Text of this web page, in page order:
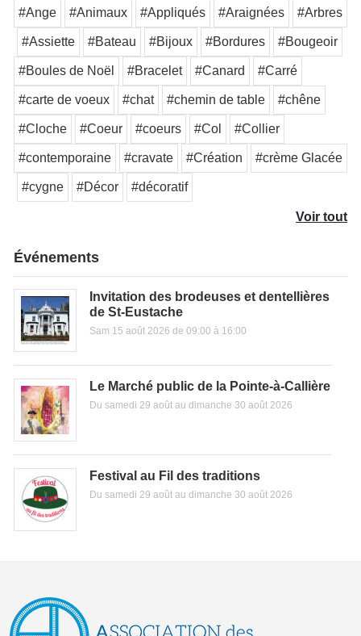
#Ange #Animaux #Appliqués #Araignées #Arbres
#Assiette #Bateau #Bijoux #Bordures #Bougeoir
#Boules de Noël #Bracelet #Canard #Carré
#carte de voeux #chat #chemin de table #chêne
#Cloche #Coeur #coeurs #Col #Collier
#contemporaine #cravate #Création #crème Glacée
#cygne #Décor #décoratif
Voir tout
Événements
Invitation des brodeuses et dentellières
de St-Eustache
Sam 15 août 2026 de 09:00 à 16:00
Le Marché public de la Pointe-à-Callière
Du samedi 29 août au dimanche 30 août 2026
Festival au Fil des traditions
Du samedi 29 août au dimanche 30 août 2026